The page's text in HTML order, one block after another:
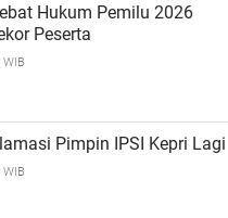
Hukum Pemilu 2026
Peserta
WIB
Pimpin IPSI Kepri Lagi
WIB